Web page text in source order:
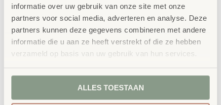
informatie over uw gebruik van onze site met onze
partners voor social media, adverteren en analyse. Deze
partners kunnen deze gegevens combineren met andere
informatie die u aan ze heeft verstrekt of die ze hebben
verzameld op basis van uw gebruik van hun services.
ALLES TOESTAAN
Concept
School Concept is de specialist in
onderwijsmeubilair. Wij geloven dat een
aansluit bij de behoeften van kinderen én
leerkrachten.